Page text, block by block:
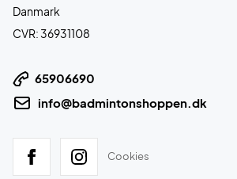
Danmark
CVR: 36931108
65906690
info@badmintonshoppen.dk
Cookies